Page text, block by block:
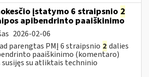
įstatymo 6 straipsnio 2
apibendrinto paaiškinimo
2026-02-06
parengtas PMĮ 6 straipsnio 2 dalies
paaiškinimo (komentaro)
su atliktais techninio